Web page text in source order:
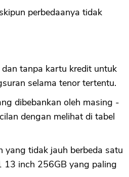
perbedaanya tidak
tanpa kartu kredit untuk
selama tenor tertentu.
dibebankan oleh masing -
dengan melihat di tabel
yang tidak jauh berbeda satu
13 inch 256GB yang paling